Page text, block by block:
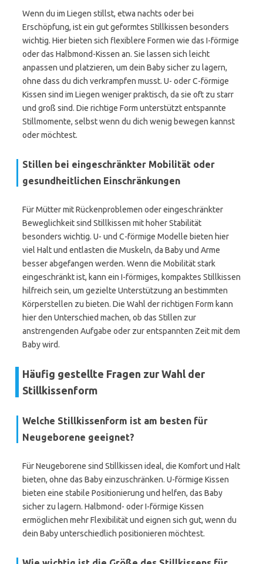
Wenn du im Liegen stillst, etwa nachts oder bei
Erschöpfung, ist ein gut geformtes Stillkissen besonders
wichtig. Hier bieten sich flexiblere Formen wie das I-förmige
oder das Halbmond-Kissen an. Sie lassen sich leicht
anpassen und platzieren, um dein Baby sicher zu lagern,
ohne dass du dich verkrampfen musst. U- oder C-förmige
Kissen sind im Liegen weniger praktisch, da sie oft zu starr
und groß sind. Die richtige Form unterstützt entspannte
Stillmomente, selbst wenn du dich wenig bewegen kannst
oder möchtest.
Stillen bei eingeschränkter Mobilität oder
gesundheitlichen Einschränkungen
Für Mütter mit Rückenproblemen oder eingeschränkter
Beweglichkeit sind Stillkissen mit hoher Stabilität
besonders wichtig. U- und C-förmige Modelle bieten hier
viel Halt und entlasten die Muskeln, da Baby und Arme
besser abgefangen werden. Wenn die Mobilität stark
eingeschränkt ist, kann ein I-förmiges, kompaktes Stillkissen
hilfreich sein, um gezielte Unterstützung an bestimmten
Körperstellen zu bieten. Die Wahl der richtigen Form kann
hier den Unterschied machen, ob das Stillen zur
anstrengenden Aufgabe oder zur entspannten Zeit mit dem
Baby wird.
Häufig gestellte Fragen zur Wahl der
Stillkissenform
Welche Stillkissenform ist am besten für
Neugeborene geeignet?
Für Neugeborene sind Stillkissen ideal, die Komfort und Halt
bieten, ohne das Baby einzuschränken. U-förmige Kissen
bieten eine stabile Positionierung und helfen, das Baby
sicher zu lagern. Halbmond- oder I-förmige Kissen
ermöglichen mehr Flexibilität und eignen sich gut, wenn du
dein Baby unterschiedlich positionieren möchtest.